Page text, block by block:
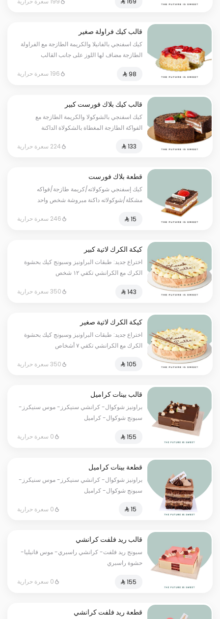
قد يحتوي على ( الجلوتين - المكسرات -
قالب كيك فراولة صغير
كيك اسفنجي بالفانيلا والكريمة الطازجة مع الفراولة
الطازجة مضاف لها اللوز على جانب القالب
قد يحتوي على ( الجلوتين - المكسرات -
196 سعرة حرارية
قالب كيك بلاك فورست كبير
كيك اسفنجي بالشوكولا والكريمة الطازجة مع
الفواكة الطازجة المغطاة بالشكولاة الداكنة
الحساسية : قد يحتوي على ( الجلوتين - المكسرات
224 سعرة حرارية
قطعة بلاك فورست
كيك إسفنجي شوكولاته/كريمة طازجة/فواكه
مشكلة/شوكولاته داكنة مبروشة شخص واحد
246 سعرة حرارية
كيكة الكرك لاتية كبير
اختراع جديد: طبقات البراونيز وسبونج كيك بحشوة
الكرك مع الكرانشي تكفي ١٢ شخص
350 سعرة حرارية
كيكة الكرك لاتية صغير
اختراع جديد: طبقات البراونيز وسبونج كيك بحشوة
الكرك مع الكرانشي تكفي ٧ أشخاص
350 سعرة حرارية
قالب بينات كراميل
براونيز شوكوال- كرانشي سنيكرز- موس سنيكرز-
سبونج شوكوال- كراميل
0 سعرة حرارية
قطعة بينات كراميل
براونيز شوكوال- كرانشي سنيكرز- موس سنيكرز-
سبونج شوكوال- كراميل
0 سعرة حرارية
قالب ريد فلفت كرانشي
سبونج ريد فلفت- كرانشي راسبري- موس فانيليا-
حشوة راسبري
0 سعرة حرارية
قطعة ريد فلفت كرانشي